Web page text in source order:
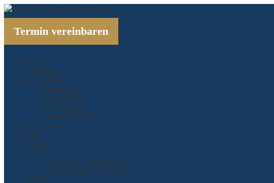
Termin vereinbaren
Home
Leistungen
Rechtsgebiete
Patentrecht
Markenrecht
Designrecht
Gebrauchsmuster
Förderung
Blog
Podcast
Personen
Ulf Leckel – Patentanwalt
Kerstin Hastall – Sekretärin
Kontakt